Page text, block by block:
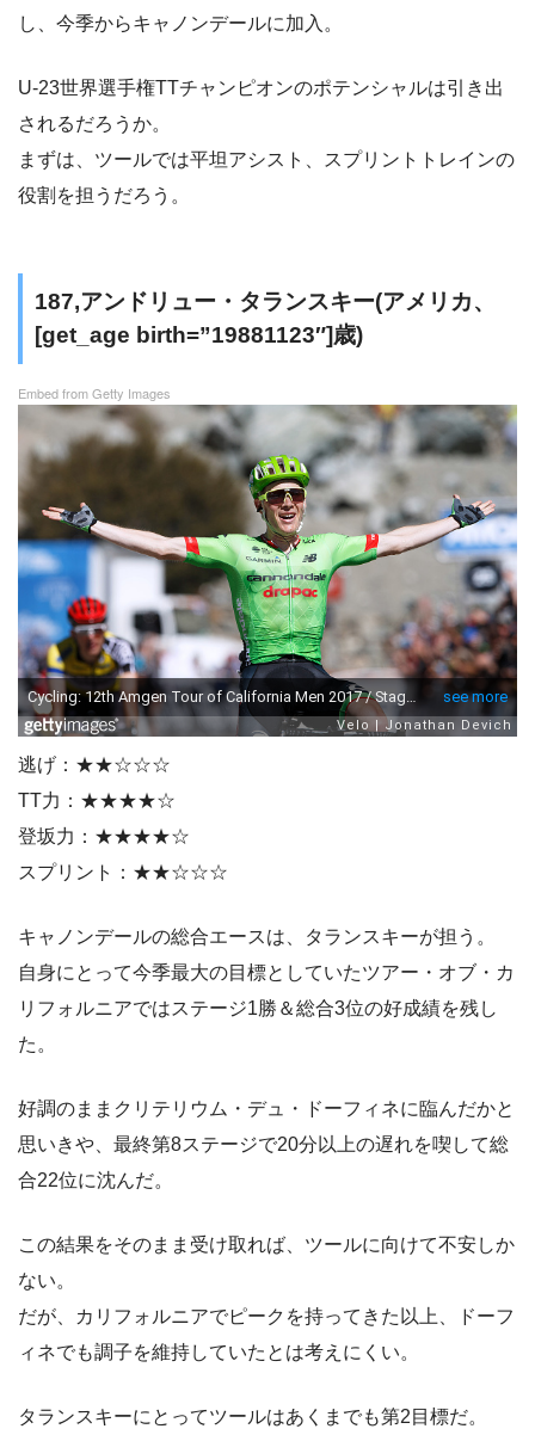
し、今季からキャノンデールに加入。
U-23世界選手権TTチャンピオンのポテンシャルは引き出
されるだろうか。
まずは、ツールでは平坦アシスト、スプリントトレインの
役割を担うだろう。
187,アンドリュー・タランスキー(アメリカ、
[get_age birth=”19881123″]歳)
Embed from Getty Images
逃げ：★★☆☆☆
TT力：★★★★☆
登坂力：★★★★☆
スプリント：★★☆☆☆
キャノンデールの総合エースは、タランスキーが担う。
自身にとって今季最大の目標としていたツアー・オブ・カ
リフォルニアではステージ1勝＆総合3位の好成績を残し
た。
好調のままクリテリウム・デュ・ドーフィネに臨んだかと
思いきや、最終第8ステージで20分以上の遅れを喫して総
合22位に沈んだ。
この結果をそのまま受け取れば、ツールに向けて不安しか
ない。
だが、カリフォルニアでピークを持ってきた以上、ドーフ
ィネでも調子を維持していたとは考えにくい。
タランスキーにとってツールはあくまでも第2目標だ。